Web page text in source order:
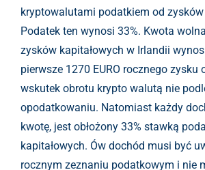
kryptowalutami podatkiem od zysków
Podatek ten wynosi 33%. Kwota
zysków kapitałowych w Irlandii
pierwsze 1270 EURO rocznego zysku
wskutek obrotu krypto walutą nie
opodatkowaniu. Natomiast każdy
kwotę, jest obłożony 33% stawką
kapitałowych. Ów dochód musi być
rocznym zeznaniu podatkowym i nie